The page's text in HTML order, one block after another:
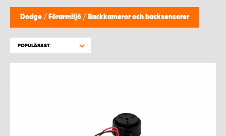
Dodge / Förarmiljö / Backkameror och backsensorer
POPULÄRAST